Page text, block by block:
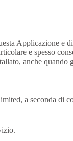
Applicazione
e spesso
anche quando
a seconda di